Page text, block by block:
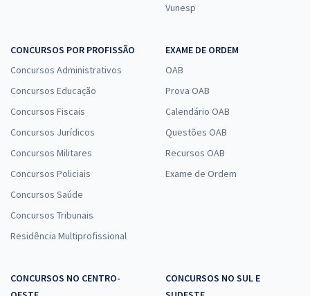
Vunesp
CONCURSOS POR PROFISSÃO
Concursos Administrativos
Concursos Educação
Concursos Fiscais
Concursos Jurídicos
Concursos Militares
Concursos Policiais
Concursos Saúde
Concursos Tribunais
Residência Multiprofissional
EXAME DE ORDEM
OAB
Prova OAB
Calendário OAB
Questões OAB
Recursos OAB
Exame de Ordem
CONCURSOS NO CENTRO-
CONCURSOS NO SUL E